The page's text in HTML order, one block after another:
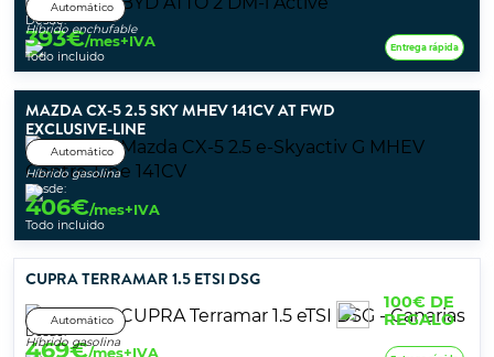
Automático
Híbrido enchufable
Desde:
393€/mes+IVA
Todo incluido
Entrega rápida
MAZDA CX-5 2.5 SKY MHEV 141CV AT FWD
EXCLUSIVE-LINE
Automático
Híbrido gasolina
Desde:
406€/mes+IVA
Todo incluido
CUPRA TERRAMAR 1.5 ETSI DSG
Automático
Híbrido gasolina
100€ DE
REGALO
Desde:
469€/mes+IVA